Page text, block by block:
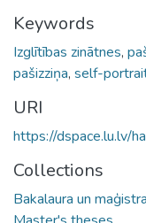
Keywords
Izglītības zinātnes,
pašizziņa, self-
URI
https://dspace.lu.lv/
Collections
Bakalaura un